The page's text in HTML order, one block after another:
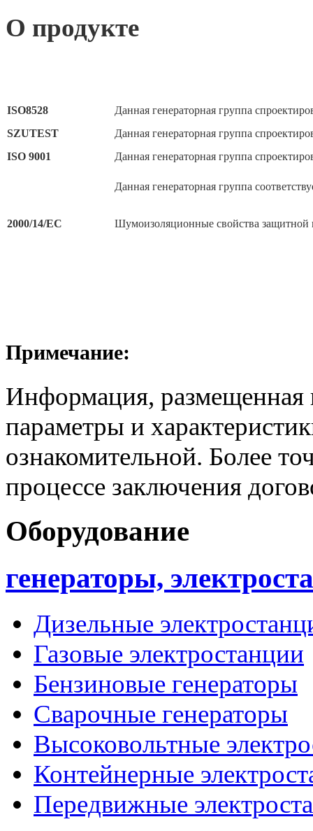
О продукте
ISO8528
Данная генераторная группа
SZUTEST
Данная генераторная группа
ISO 9001
Данная генераторная группа
Данная генераторная группа
2000/14/EC Шумоизоляционные свойства
Примечание:
Информация, размещенная
параметры и
ознакомительной. Более
процессе заключения
Оборудование
генераторы,
Дизельные
Газовые электростанции
Бензиновые генераторы
Сварочные генераторы
Высоковольтные
Контейнерные
Передвижные